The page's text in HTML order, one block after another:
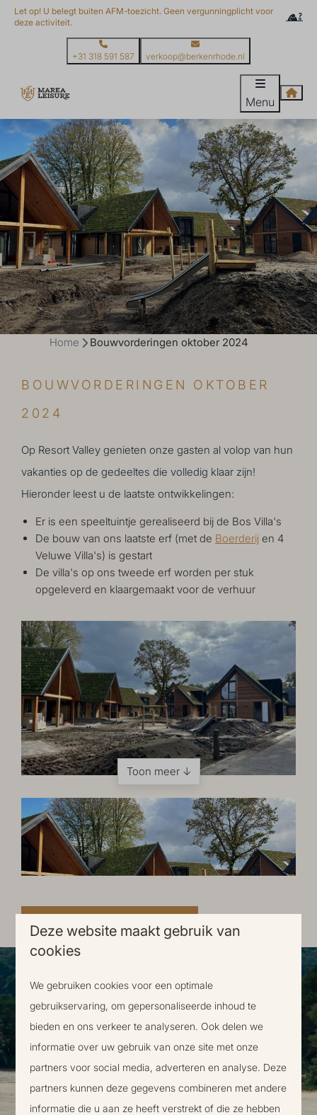
Let op! U belegt buiten AFM-toezicht. Geen vergunningplicht voor
deze activiteit.
+31 318 591 587 verkoop@berkenrhode.nl
Menu
Home Bouwvorderingen oktober 2024
BOUWVORDERINGEN OKTOBER
2024
Op Resort Valley genieten onze gasten al volop van hun
vakanties op de gedeeltes die volledig klaar zijn!
Hieronder leest u de laatste ontwikkelingen:
Er is een speeltuintje gerealiseerd bij de Bos Villa's
De bouw van ons laatste erf (met de Boerderij en 4
Veluwe Villa's) is gestart
De villa's op ons tweede erf worden per stuk
opgeleverd en klaargemaakt voor de verhuur
Toon meer ↓
DOWNLOAD DIRECT DE
BROCHURE
Deze website maakt gebruik van
cookies
We gebruiken cookies voor een optimale
gebruikservaring, om gepersonaliseerde inhoud te
bieden en ons verkeer te analyseren. Ook delen we
informatie over uw gebruik van onze site met onze
partners voor social media, adverteren en analyse. Deze
partners kunnen deze gegevens combineren met andere
informatie die u aan ze heeft verstrekt of die ze hebben